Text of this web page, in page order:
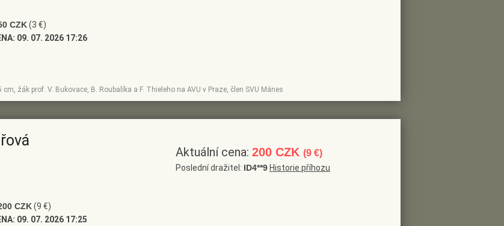
CZK(3 €)
09. 07. 2026 17:26
žák prof. V. Bukovace, B. Roubalíka a F. Thieleho na AVU v Praze, člen SVU Mánes
CZK(9 €)
09. 07. 2026 17:25
Aktuální cena: 200 CZK (9 €)
Poslední dražitel: ID4**9 Historie příhozu